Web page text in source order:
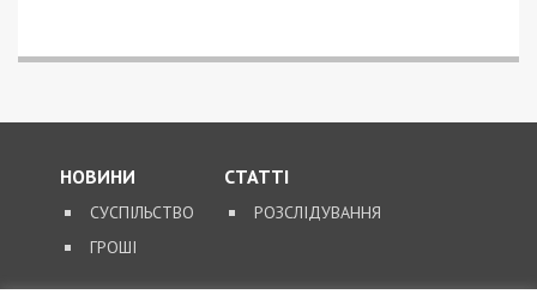
НОВИНИ
СУСПІЛЬСТВО
ГРОШІ
СТАТТІ
РОЗСЛІДУВАННЯ